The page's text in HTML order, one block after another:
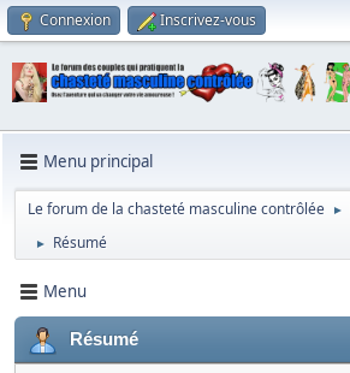
Connexion Inscrivez-vous
Menu principal
Le forum de la chasteté masculine contrôlée ►
► Résumé
Menu
Résumé